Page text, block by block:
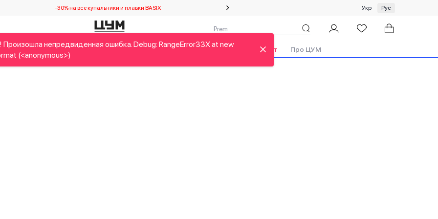
-30% на все купальники и плавки BASIX Специальное предложение на одежду и платки ЦУМ by GUNIA
Укр Рус
Home&Gifts Украинские дизайнеры Красота Бренды Аутлет Про ЦУМ
Произошла непредвиденная ошибка. Debug: RangeError33X at new
(<anonymous>)